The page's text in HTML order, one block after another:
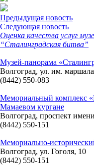
Предыдущая новость
Следующая новость
Оценка качества услуг
“Сталинградская битва”
Музей-панорама
Волгоград, ул. им.
(8442) 550-083
Мемориальный комплекс
Мамаевом кургане
Волгоград, проспект
(8442) 550-151
Мемориально-
Волгоград, ул. Гоголя, 10
(8442) 550-151